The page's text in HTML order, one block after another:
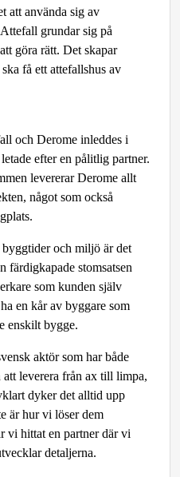
att använda sig av
grundar sig på
göra rätt. Det skapar
få ett attefallshus av
och Derome inleddes i
efter en pålitlig partner.
levererar Derome allt
något som också
och miljö är det
färdigkapade stomsatsen
som kunden själv
en kår av byggare som
enskilt bygge.
aktör som har både
att leverera från ax till limpa,
dyker det alltid upp
är hur vi löser dem
vi hittat en partner där vi
detaljerna.